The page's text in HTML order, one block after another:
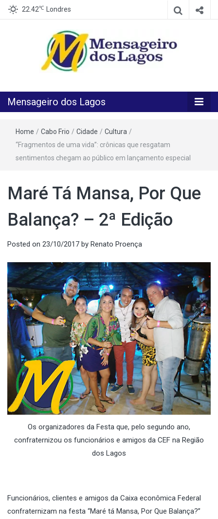
22.42℃ Londres
Mensageiro
dos Lagos
Mensageiro dos Lagos
Home / Cabo Frio / Cidade / Cultura /
“Fragmentos de uma vida”: crônicas que resgatam
sentimentos chegam ao público em lançamento especial
Maré Tá Mansa, Por Que
Balança? – 2ª Edição
Posted on 23/10/2017 by Renato Proença
Os organizadores da Festa que, pelo segundo ano,
confraternizou os funcionários e amigos da CEF na Região
dos Lagos
Funcionários, clientes e amigos da Caixa econômica Federal
confraternizam na festa “Maré tá Mansa, Por Que Balança?”